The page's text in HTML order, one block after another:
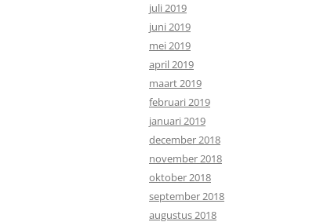
juli 2019
juni 2019
mei 2019
april 2019
maart 2019
februari 2019
januari 2019
december 2018
november 2018
oktober 2018
september 2018
augustus 2018